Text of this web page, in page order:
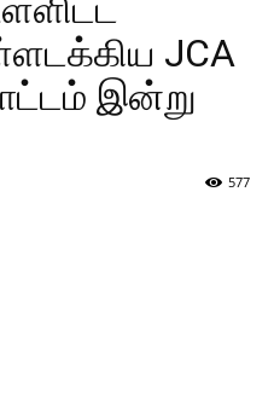
JCA
இன்று
577